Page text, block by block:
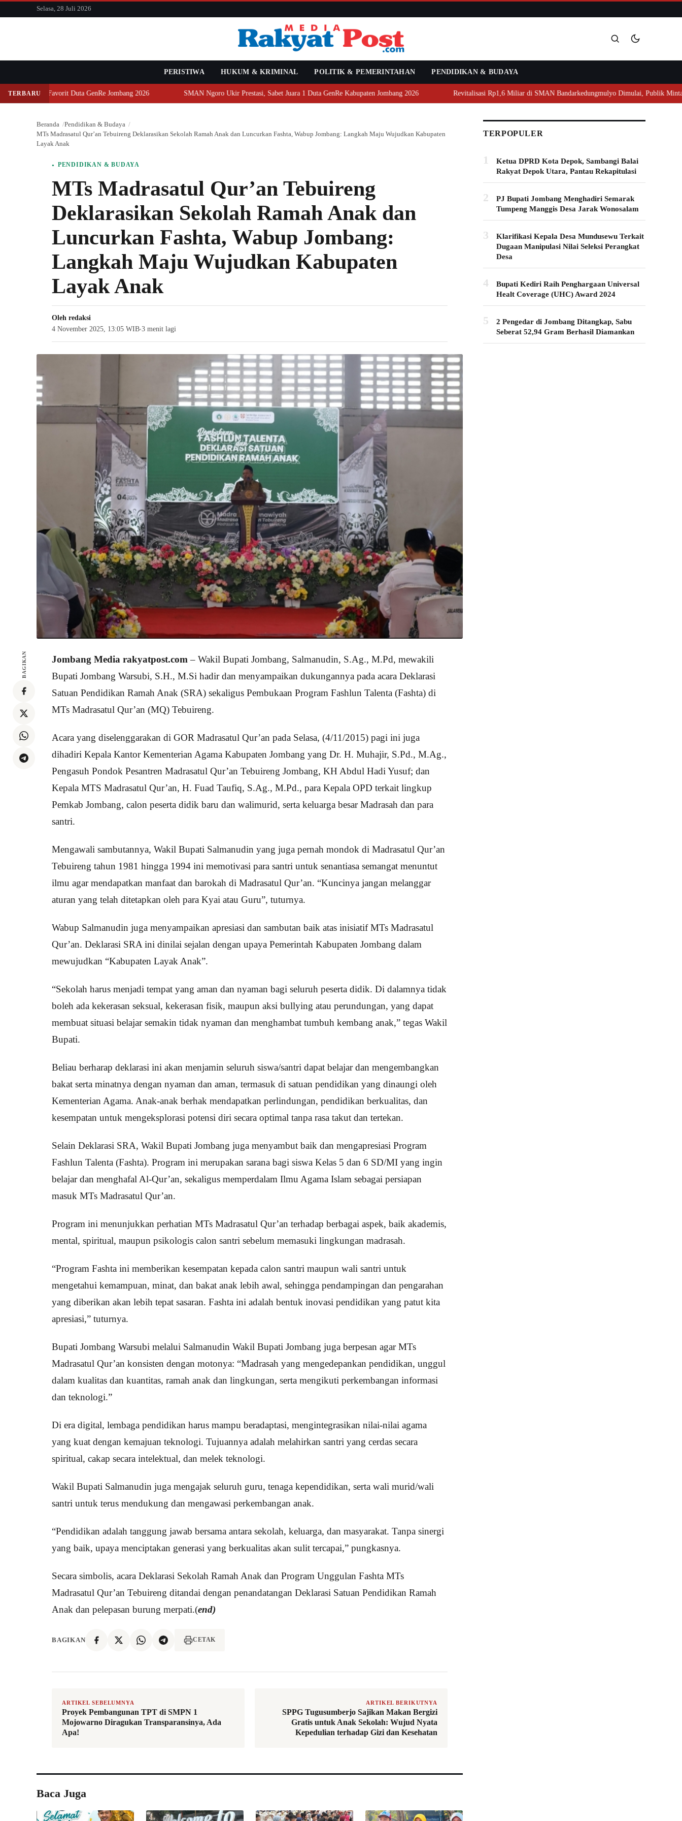
Selasa, 28 Juli 2026
Cari
PERISTIWA HUKUM & KRIMINAL POLITIK & PEMERINTAHAN PENDIDIKAN & BUDAYA
TERBARU
Favorit Duta GenRe Jombang 2026 SMAN Ngoro Ukir Prestasi, Sabet Juara 1 Duta GenRe Kabupaten Jombang 2026 Revitalisasi Rp1,6 Miliar di SMAN Bandarkedungmulyo Dimulai, Publik Minta
Beranda
Pendidikan & Budaya
MTs Madrasatul Qur’an Tebuireng Deklarasikan Sekolah Ramah Anak dan Luncurkan Fashta, Wabup Jombang: Langkah Maju Wujudkan Kabupaten
Layak Anak
PENDIDIKAN & BUDAYA
MTs Madrasatul Qur’an Tebuireng
Deklarasikan Sekolah Ramah Anak dan
Luncurkan Fashta, Wabup Jombang:
Langkah Maju Wujudkan Kabupaten
Layak Anak
Oleh redaksi
4 November 2025, 13:05 WIB●3 menit lagi
BAGIKAN Jombang Media rakyatpost.com – Wakil Bupati Jombang, Salmanudin, S.Ag., M.Pd, mewakili
Bupati Jombang Warsubi, S.H., M.Si hadir dan menyampaikan dukungannya pada acara Deklarasi
Satuan Pendidikan Ramah Anak (SRA) sekaligus Pembukaan Program Fashlun Talenta (Fashta) di
MTs Madrasatul Qur’an (MQ) Tebuireng.
Acara yang diselenggarakan di GOR Madrasatul Qur’an pada Selasa, (4/11/2015) pagi ini juga
dihadiri Kepala Kantor Kementerian Agama Kabupaten Jombang yang Dr. H. Muhajir, S.Pd., M.Ag.,
Pengasuh Pondok Pesantren Madrasatul Qur’an Tebuireng Jombang, KH Abdul Hadi Yusuf; dan
Kepala MTS Madrasatul Qur’an, H. Fuad Taufiq, S.Ag., M.Pd., para Kepala OPD terkait lingkup
Pemkab Jombang, calon peserta didik baru dan walimurid, serta keluarga besar Madrasah dan para
santri.
Mengawali sambutannya, Wakil Bupati Salmanudin yang juga pernah mondok di Madrasatul Qur’an
Tebuireng tahun 1981 hingga 1994 ini memotivasi para santri untuk senantiasa semangat menuntut
ilmu agar mendapatkan manfaat dan barokah di Madrasatul Qur’an. “Kuncinya jangan melanggar
aturan yang telah ditetapkan oleh para Kyai atau Guru”, tuturnya.
Wabup Salmanudin juga menyampaikan apresiasi dan sambutan baik atas inisiatif MTs Madrasatul
Qur’an. Deklarasi SRA ini dinilai sejalan dengan upaya Pemerintah Kabupaten Jombang dalam
mewujudkan “Kabupaten Layak Anak”.
“Sekolah harus menjadi tempat yang aman dan nyaman bagi seluruh peserta didik. Di dalamnya tidak
boleh ada kekerasan seksual, kekerasan fisik, maupun aksi bullying atau perundungan, yang dapat
membuat situasi belajar semakin tidak nyaman dan menghambat tumbuh kembang anak,” tegas Wakil
Bupati.
Beliau berharap deklarasi ini akan menjamin seluruh siswa/santri dapat belajar dan mengembangkan
bakat serta minatnya dengan nyaman dan aman, termasuk di satuan pendidikan yang dinaungi oleh
Kementerian Agama. Anak-anak berhak mendapatkan perlindungan, pendidikan berkualitas, dan
kesempatan untuk mengeksplorasi potensi diri secara optimal tanpa rasa takut dan tertekan.
Selain Deklarasi SRA, Wakil Bupati Jombang juga menyambut baik dan mengapresiasi Program
Fashlun Talenta (Fashta). Program ini merupakan sarana bagi siswa Kelas 5 dan 6 SD/MI yang ingin
belajar dan menghafal Al-Qur’an, sekaligus memperdalam Ilmu Agama Islam sebagai persiapan
masuk MTs Madrasatul Qur’an.
Program ini menunjukkan perhatian MTs Madrasatul Qur’an terhadap berbagai aspek, baik akademis,
mental, spiritual, maupun psikologis calon santri sebelum memasuki lingkungan madrasah.
“Program Fashta ini memberikan kesempatan kepada calon santri maupun wali santri untuk
mengetahui kemampuan, minat, dan bakat anak lebih awal, sehingga pendampingan dan pengarahan
yang diberikan akan lebih tepat sasaran. Fashta ini adalah bentuk inovasi pendidikan yang patut kita
apresiasi,” tuturnya.
Bupati Jombang Warsubi melalui Salmanudin Wakil Bupati Jombang juga berpesan agar MTs
Madrasatul Qur’an konsisten dengan motonya: “Madrasah yang mengedepankan pendidikan, unggul
dalam kualitas dan kuantitas, ramah anak dan lingkungan, serta mengikuti perkembangan informasi
dan teknologi.”
Di era digital, lembaga pendidikan harus mampu beradaptasi, mengintegrasikan nilai-nilai agama
yang kuat dengan kemajuan teknologi. Tujuannya adalah melahirkan santri yang cerdas secara
spiritual, cakap secara intelektual, dan melek teknologi.
Wakil Bupati Salmanudin juga mengajak seluruh guru, tenaga kependidikan, serta wali murid/wali
santri untuk terus mendukung dan mengawasi perkembangan anak.
“Pendidikan adalah tanggung jawab bersama antara sekolah, keluarga, dan masyarakat. Tanpa sinergi
yang baik, upaya menciptakan generasi yang berkualitas akan sulit tercapai,” pungkasnya.
Secara simbolis, acara Deklarasi Sekolah Ramah Anak dan Program Unggulan Fashta MTs
Madrasatul Qur’an Tebuireng ditandai dengan penandatangan Deklarasi Satuan Pendidikan Ramah
Anak dan pelepasan burung merpati.(end)
BAGIKAN CETAK
ARTIKEL SEBELUMNYA
Proyek Pembangunan TPT di SMPN 1
Mojowarno Diragukan Transparansinya, Ada
Apa!
ARTIKEL BERIKUTNYA
SPPG Tugusumberjo Sajikan Makan Bergizi
Gratis untuk Anak Sekolah: Wujud Nyata
Kepedulian terhadap Gizi dan Kesehatan
Baca Juga
TERPOPULER
1
Ketua DPRD Kota Depok, Sambangi Balai
Rakyat Depok Utara, Pantau Rekapitulasi
2
PJ Bupati Jombang Menghadiri Semarak
Tumpeng Manggis Desa Jarak Wonosalam
3
Klarifikasi Kepala Desa Mundusewu Terkait
Dugaan Manipulasi Nilai Seleksi Perangkat
Desa
4
Bupati Kediri Raih Penghargaan Universal
Healt Coverage (UHC) Award 2024
5
2 Pengedar di Jombang Ditangkap, Sabu
Seberat 52,94 Gram Berhasil Diamankan